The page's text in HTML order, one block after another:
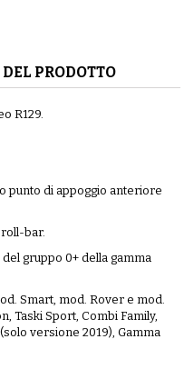
PRODOTTO
R129.
punto di appoggio anteriore
bar.
gruppo 0+ della gamma
Smart, mod. Rover e mod.
Taski Sport, Combi Family,
versione 2019), Gamma